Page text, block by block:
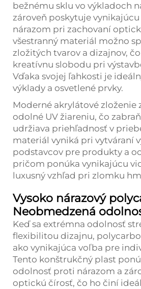
bežnému sklu vo výkladoch
zároveň poskytuje
nárazom pri zachovaní
všestranný materiál možno
zložitých tvarov a dizajnov,
kreatívnu slobodu pri
Vďaka svojej ľahkosti je
výklady a osvetlené prvky.
Moderné akrylátové zloženie
odolné UV žiareniu, čo
udržiava priehľadnosť v
materiál vyniká pri vytváraní
podstavcov pre produkty a
pričom ponúka vynikajúcu
luxusný vzhľad pri zlomku
Vysoko nárazový
Neobmedzená
Keď sa extrémna odolnosť
flexibilitou dizajnu,
ako vynikajúca voľba pre
Tento konštrukčný plast
odolnosť proti nárazom a
optickú čírosť, čo ho činí